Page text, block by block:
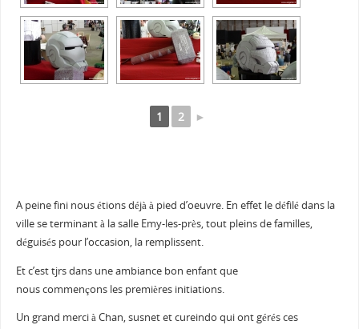
1 2 ►
A peine fini nous étions déjà à pied d’oeuvre. En effet le défilé dans la
ville se terminant à la salle Emy-les-près, tout pleins de familles,
déguisés pour l’occasion, la remplissent.
Et c’est tjrs dans une ambiance bon enfant que
nous commençons les premières initiations.
Un grand merci à Chan, susnet et cureindo qui ont gérés ces